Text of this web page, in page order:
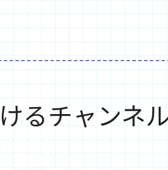
るチャンネ